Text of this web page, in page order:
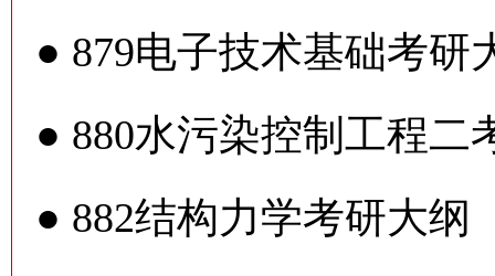
● 879电子技术基础考研
● 880水污染控制工程二
● 882结构力学考研大纲